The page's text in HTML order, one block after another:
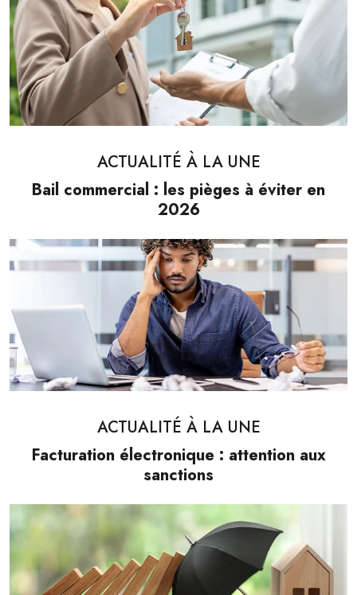
ACTUALITÉ À LA UNE
Bail commercial : les pièges à éviter en
2026
ACTUALITÉ À LA UNE
Facturation électronique : attention aux
sanctions